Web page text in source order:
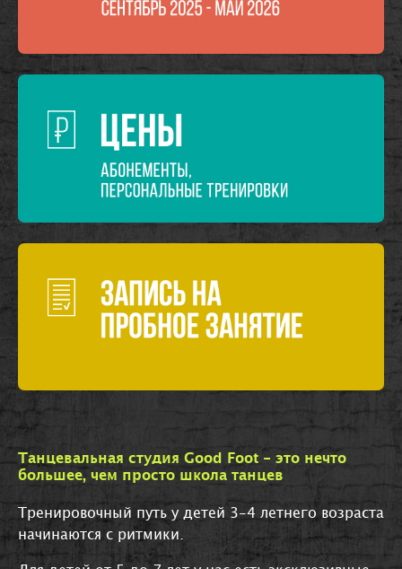
Танцевальная студия Good Foot - это нечто
большее, чем просто школа танцев
Тренировочный путь у детей 3-4 летнего возраста
начинаются с ритмики.